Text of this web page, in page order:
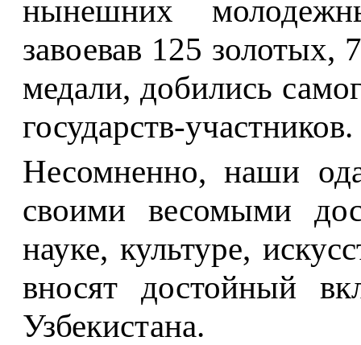
нынешних
завоевав 125 золотых,
медали, добились
государств-участников.
Несомненно, наши
своими весомыми
науке, культуре,
вносят достойный
Узбекистана.